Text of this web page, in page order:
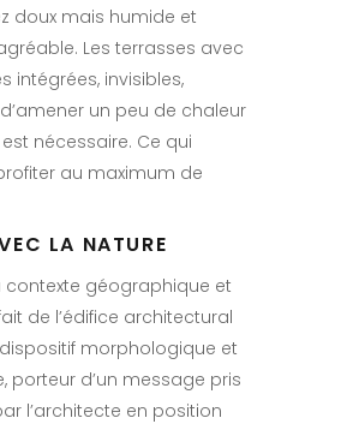
doux mais humide et
Les terrasses avec
intégrées, invisibles,
un peu de chaleur
nécessaire. Ce qui
au maximum de
LA NATURE
contexte géographique et
de l’édifice architectural
dispositif morphologique et
porteur d’un message pris
l’architecte en position